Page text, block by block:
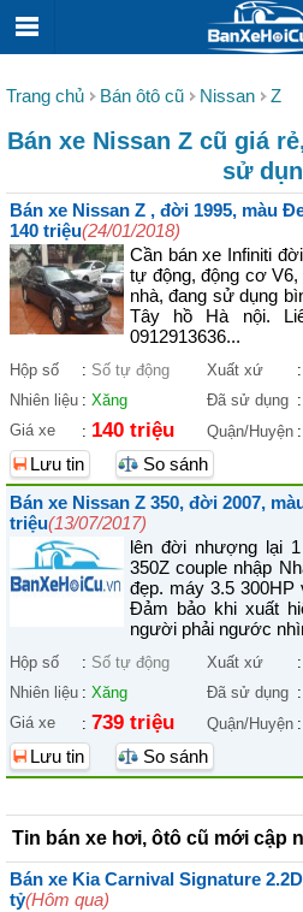
Trang chủ Bán ôtô cũ Nissan Z
Bán xe Nissan Z cũ giá
sử
Bán xe Nissan Z , đời 1995, màu
140 triệu(24/01/2018)
Cần bán xe Infiniti
tự động, động cơ
nhà, đang sử dụng
Tây hồ Hà nội.
0912913636...
Hộp số : Số tự động Xuất xứ :
Nhiên liệu : Xăng Đã sử dụng :
Giá xe
: 140 triệu Quận/Huyện :
Lưu tin
So sánh
Bán xe Nissan Z 350, đời 2007,
triệu(13/07/2017)
lên đời nhượng lại
350Z couple nhập
đẹp. máy 3.5
Đảm bảo khi xuất
người phải ngước
Hộp số : Số tự động Xuất xứ :
Nhiên liệu : Xăng Đã sử dụng :
Giá xe
: 739 triệu Quận/Huyện :
Lưu tin So sánh
Tin bán xe hơi, ôtô cũ mới cập
Bán xe Kia Carnival Signature
tỷ(Hôm qua)